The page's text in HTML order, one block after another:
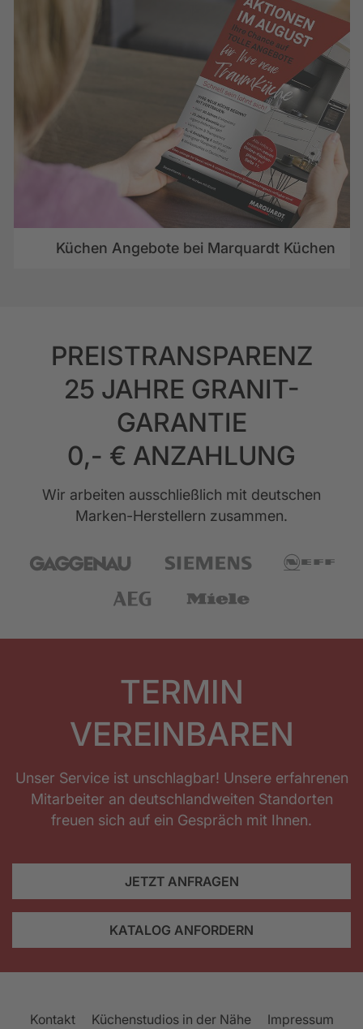
Küchen Angebote bei Marquardt Küchen
PREISTRANSPARENZ
25 JAHRE GRANIT-
GARANTIE
0,- € ANZAHLUNG
Wir arbeiten ausschließlich mit deutschen
Marken-Herstellern zusammen.
TERMIN
VEREINBAREN
Unser Service ist unschlagbar! Unsere erfahrenen
Mitarbeiter an deutschlandweiten Standorten
freuen sich auf ein Gespräch mit Ihnen.
JETZT ANFRAGEN
KATALOG ANFORDERN
Kontakt Küchenstudios in der Nähe Impressum